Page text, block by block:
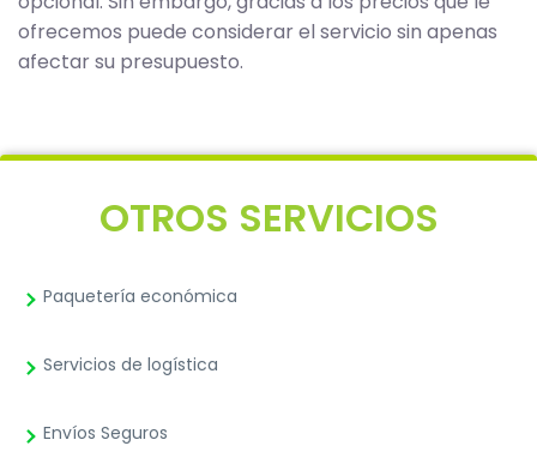
ofrecemos puede considerar el servicio sin apenas
afectar su presupuesto.
OTROS SERVICIOS
Paquetería económica
Servicios de logística
Envíos Seguros